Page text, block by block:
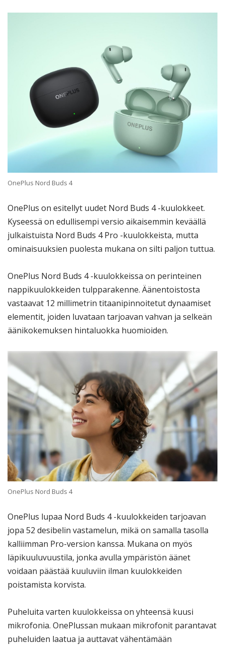
OnePlus Nord Buds 4
OnePlus on esitellyt uudet Nord Buds 4 -kuulokkeet.
Kyseessä on edullisempi versio aikaisemmin keväällä
julkaistuista Nord Buds 4 Pro -kuulokkeista, mutta
ominaisuuksien puolesta mukana on silti paljon tuttua.
OnePlus Nord Buds 4 -kuulokkeissa on perinteinen
nappikuulokkeiden tulpparakenne. Äänentoistosta
vastaavat 12 millimetrin titaanipinnoitetut dynaamiset
elementit, joiden luvataan tarjoavan vahvan ja selkeän
äänikokemuksen hintaluokka huomioiden.
OnePlus Nord Buds 4
OnePlus lupaa Nord Buds 4 -kuulokkeiden tarjoavan
jopa 52 desibelin vastamelun, mikä on samalla tasolla
kalliimman Pro-version kanssa. Mukana on myös
läpikuuluvuustila, jonka avulla ympäristön äänet
voidaan päästää kuuluviin ilman kuulokkeiden
poistamista korvista.
Puheluita varten kuulokkeissa on yhteensä kuusi
mikrofonia. OnePlussan mukaan mikrofonit parantavat
puheluiden laatua ja auttavat vähentämään